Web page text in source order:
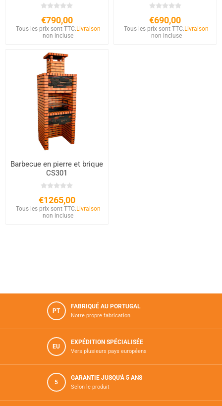
€790,00
Tous les prix sont TTC. Livraison
non incluse
€690,00
Tous les prix sont TTC. Livraison
non incluse
Barbecue en pierre et brique
CS301
€1265,00
Tous les prix sont TTC. Livraison
non incluse
PT
FABRIQUÉ AU PORTUGAL
Notre propre fabrication
EU
EXPÉDITION SPÉCIALISÉE
Vers plusieurs pays européens
5
GARANTIE JUSQU'À 5 ANS
Selon le produit